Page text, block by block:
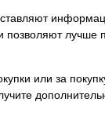
позволяют лучше
или за